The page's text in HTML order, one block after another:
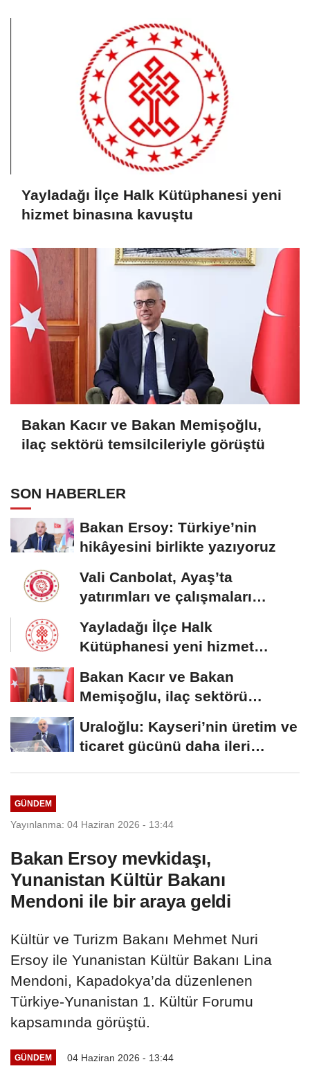
Yayladağı İlçe Halk Kütüphanesi yeni
hizmet binasına kavuştu
Bakan Kacır ve Bakan Memişoğlu,
ilaç sektörü temsilcileriyle görüştü
SON HABERLER
Bakan Ersoy: Türkiye’nin
hikâyesini birlikte yazıyoruz
Vali Canbolat, Ayaş’ta
yatırımları ve çalışmaları
Yayladağı İlçe Halk
Kütüphanesi yeni hizmet
Bakan Kacır ve Bakan
Memişoğlu, ilaç sektörü
Uraloğlu: Kayseri’nin üretim ve
ticaret gücünü daha ileri
GÜNDEM
Yayınlanma: 04 Haziran 2026 - 13:44
Bakan Ersoy mevkidaşı,
Yunanistan Kültür Bakanı
Mendoni ile bir araya geldi
Kültür ve Turizm Bakanı Mehmet Nuri
Ersoy ile Yunanistan Kültür Bakanı Lina
Mendoni, Kapadokya’da düzenlenen
Türkiye-Yunanistan 1. Kültür Forumu
kapsamında görüştü.
GÜNDEM 04 Haziran 2026 - 13:44